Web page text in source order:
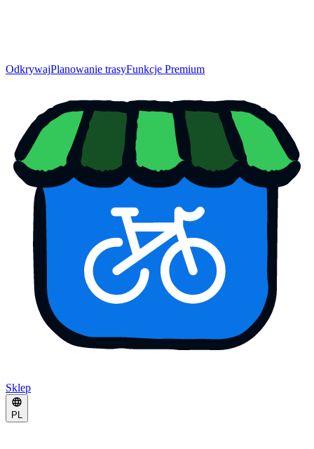
OdkrywajPlanowanie trasyFunkcje Premium
Sklep
PL